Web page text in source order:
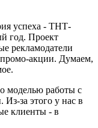
успеха - ТНТ-
год. Проект
рекламодатели
акции. Думаем,
моделью работы с
за этого у нас в
клиенты - в